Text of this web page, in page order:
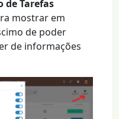
de Tarefas
mostrar em
de poder
de informações